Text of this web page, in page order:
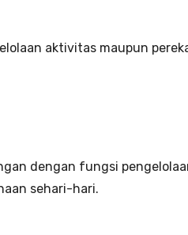
aktivitas maupun
dengan fungsi
sehari-hari.